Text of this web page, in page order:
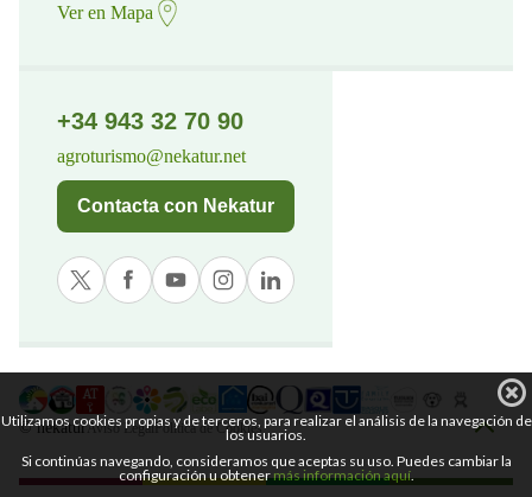
Ver en Mapa
+34 943 32 70 90
agroturismo@nekatur.net
Contacta con Nekatur
© nekaturAviso LegalPolítica de Cookies
Utilizamos cookies propias y de terceros, para realizar el análisis de la navegación de
los usuarios.
Si continúas navegando, consideramos que aceptas su uso. Puedes cambiar la
configuración u obtenermás información aquí.